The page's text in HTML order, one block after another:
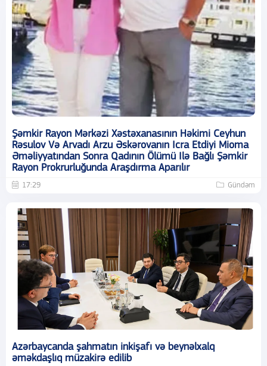
Şəmkir Rayon Mərkəzi Xəstəxanasının Həkimi Ceyhun
Rəsulov Və Arvadı Arzu Əskərovanın Icra Etdiyi Mioma
Əməliyyatından Sonra Qadının Ölümü Ilə Bağlı Şəmkir
Rayon Prokrurluğunda Araşdırma Aparılır
17:29 Gündəm
Azərbaycanda şahmatın inkişafı və beynəlxalq
əməkdaşlıq müzakirə edilib